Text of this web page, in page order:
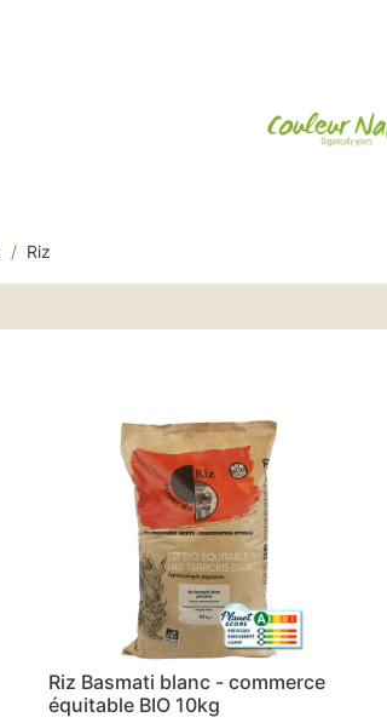
Blog
Riz
Riz Basmati blanc - commerce
équitable BIO 10kg